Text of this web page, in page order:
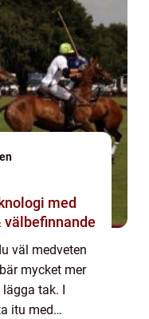
med
välbefinnande
väl medveten
mycket mer
tak. I
itu med